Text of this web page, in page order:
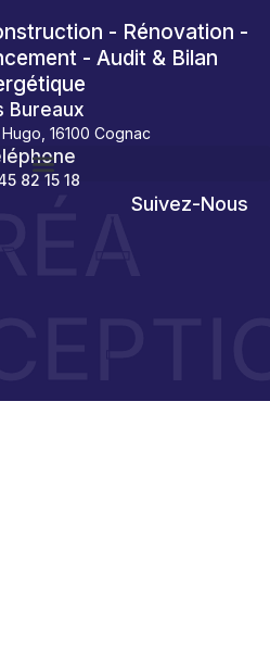
- Rénovation -
- Audit & Bilan
Bureaux
16100 Cognac
82 15 18
Suivez-Nous